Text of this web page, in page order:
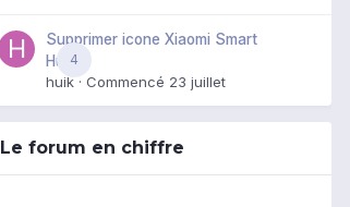
4
Supprimer icone Xiaomi Smart
Hub
huik · Commencé 23 juillet
Le forum en chiffre